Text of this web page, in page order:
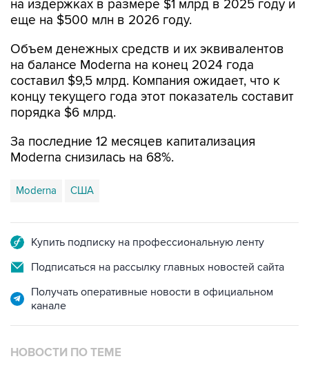
Объем денежных средств и их эквивалентов
составил $9,5 млрд. Компания ожидает, что к
концу текущего года этот показатель составит
порядка $6 млрд.
За последние 12 месяцев капитализация
Moderna США
Подписаться на рассылку главных новостей сайта
Получать оперативные новости в официальном
НОВОСТИ ПО ТЕМЕ
15 ноября 2024 года 11:54